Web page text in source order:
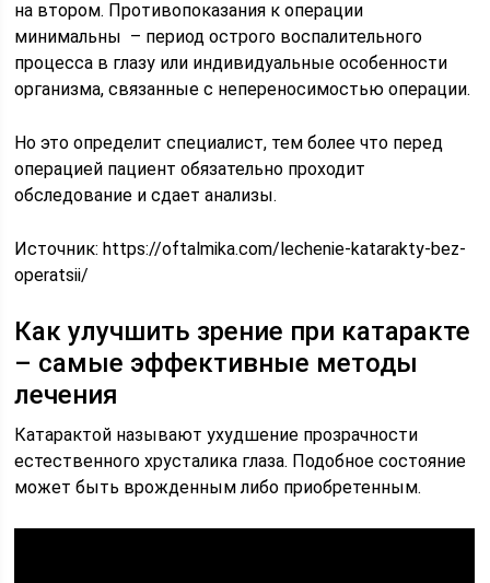
на втором. Противопоказания к операции
минимальны – период острого воспалительного
процесса в глазу или индивидуальные особенности
организма, связанные с непереносимостью операции.
Но это определит специалист, тем более что перед
операцией пациент обязательно проходит
обследование и сдает анализы.
Источник:https://oftalmika.com/lechenie-katarakty-bez-
operatsii/
Как улучшить зрение при катаракте
– самые эффективные методы
лечения
Катарактой называют ухудшение прозрачности
естественного хрусталика глаза. Подобное состояние
может быть врожденным либо приобретенным.